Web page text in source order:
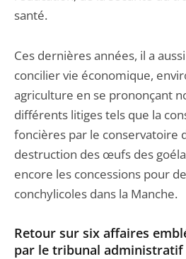
santé.
Ces dernières années, il a
concilier vie économique,
agriculture en se prononçant
différents litiges tels que la
foncières par le conservatoire
destruction des œufs des
encore les concessions pour
conchylicoles dans la Manche.
Retour sur six affaires
par le tribunal administratif